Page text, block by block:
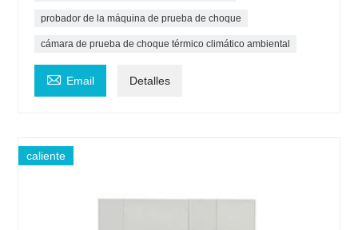
probador de la máquina de prueba de choque
cámara de prueba de choque térmico climático ambiental
 Email Detalles
caliente